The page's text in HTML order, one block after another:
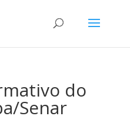
do
Senar